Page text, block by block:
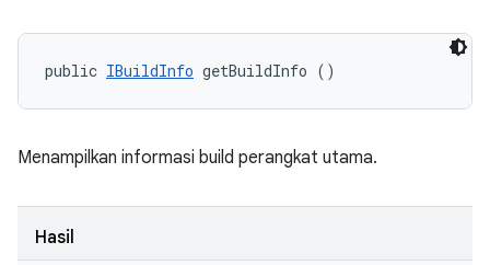
public IBuildInfo getBuildInfo ()
Menampilkan informasi build perangkat utama.
Hasil